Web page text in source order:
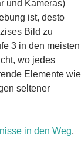
und Kameras)
ist, desto
Bild zu
3 in den meisten
wo jedes
Elemente wie
seltener
in den Weg,